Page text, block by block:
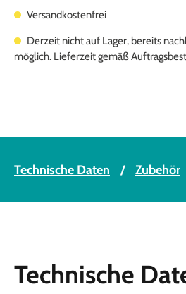
Versandkostenfrei
Derzeit nicht auf Lager, bereits
möglich. Lieferzeit gemäß
Technische Daten Zubehör
Technische